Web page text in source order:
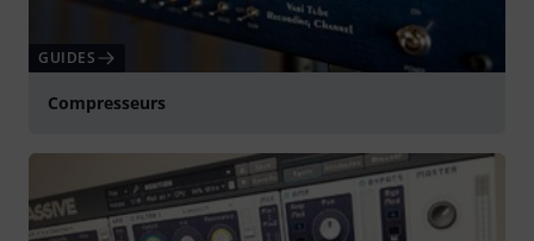
GUIDES
Compresseurs